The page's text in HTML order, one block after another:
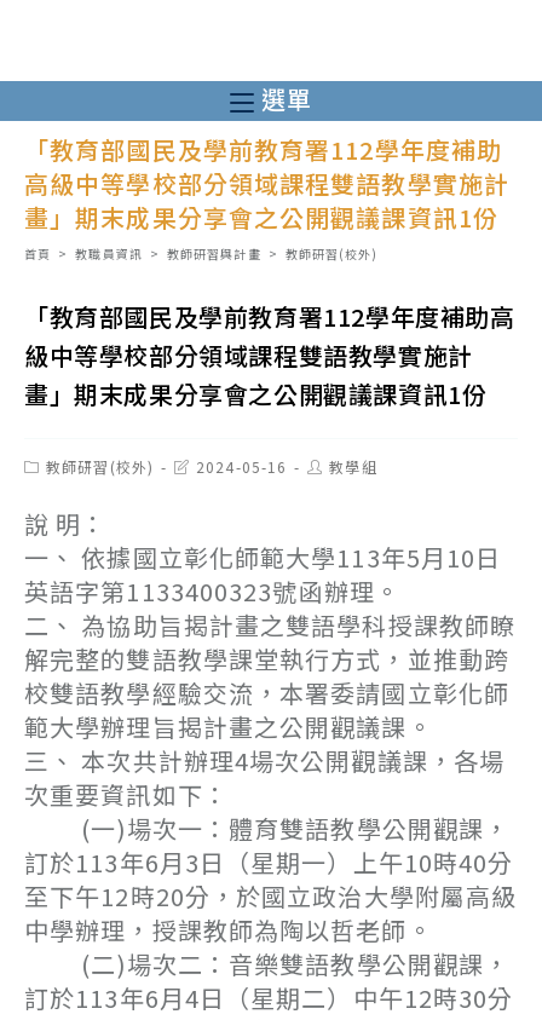
至
主
選單
「教育部國民及學前教育署112學年度補助
高級中等學校部分領域課程雙語教學實施計
畫」期末成果分享會之公開觀議課資訊1份
首頁 > 教職員資訊 > 教師研習與計畫 > 教師研習(校外)
「教育部國民及學前教育署112學年度補助高
級中等學校部分領域課程雙語教學實施計
畫」期末成果分享會之公開觀議課資訊1份
Post教師研習(校外)
Post2024-05-16
Post教學組
說 明：
一、 依據國立彰化師範大學113年5月10日
英語字第1133400323號函辦理。
二、 為協助旨揭計畫之雙語學科授課教師瞭
解完整的雙語教學課堂執行方式，並推動跨
校雙語教學經驗交流，本署委請國立彰化師
範大學辦理旨揭計畫之公開觀議課。
三、 本次共計辦理4場次公開觀議課，各場
次重要資訊如下：
(一)場次一：體育雙語教學公開觀課，
訂於113年6月3日（星期一）上午10時40分
至下午12時20分，於國立政治大學附屬高級
中學辦理，授課教師為陶以哲老師。
(二)場次二：音樂雙語教學公開觀課，
訂於113年6月4日（星期二）中午12時30分